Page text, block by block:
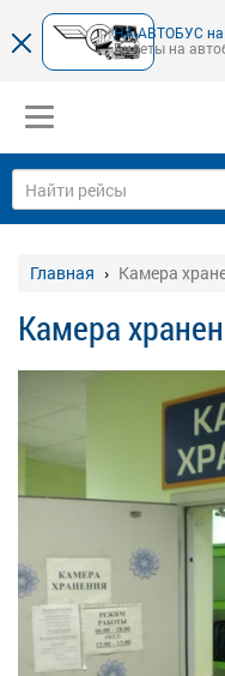
НА-АВТОБУС на
Билеты на
Главная Камера
Камера